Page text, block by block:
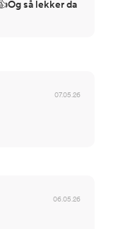
så lekker da
07.05.26
06.05.26